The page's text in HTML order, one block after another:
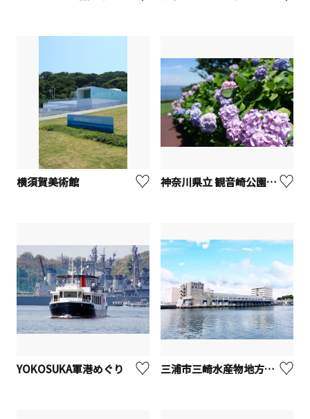
横須賀美術館 神奈川県立 観音崎公園【横須賀市】
YOKOSUKA軍港めぐり 三浦市三崎水産物地方卸売市場（みさき魚市場）